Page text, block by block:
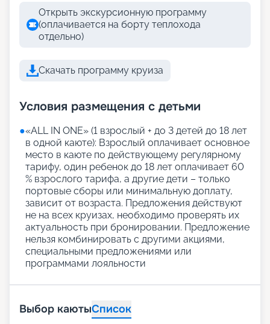
Открыть экскурсионную программу
(оплачивается на борту теплохода
отдельно)
Скачать программу круиза
Условия размещения с детьми
●«АLL IN ONE» (1 взрослый + до 3 детей до 18 лет
в одной каюте): Взрослый оплачивает основное
место в каюте по действующему регулярному
тарифу, один ребенок до 18 лет оплачивает 60
% взрослого тарифа, а другие дети – только
портовые сборы или минимальную доплату,
зависит от возраста. Предложения действуют
не на всех круизах, необходимо проверять их
актуальность при бронировании. Предложение
нельзя комбинировать с другими акциями,
специальными предложениями или
программами лояльности
Выбор каютыСписок